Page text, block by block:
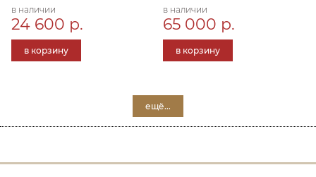
в наличии
24 600 р.
в корзину
в наличии
65 000 р.
в корзину
ещё...